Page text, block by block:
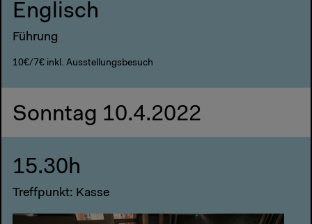
Englisch
Führung
10€/7€ inkl. Ausstellungsbesuch
Sonntag 10.4.2022
15.30h
Treffpunkt: Kasse